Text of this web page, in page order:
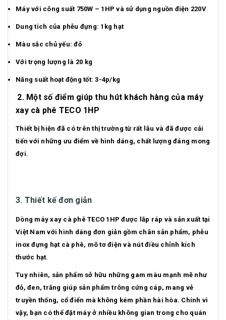
Máy với công suất 750W – 1HP và sử dụng nguồn điện 220V
Dung tích của phễu đựng: 1kg hạt
Màu sắc chủ yếu: đỏ
Với trọng lượng là 20 kg
Năng suất hoạt động tốt: 3-4p/kg
2. Một số điểm giúp thu hút khách hàng của máy
xay cà phê TECO 1HP
Thiết bị hiện đã có trên thị trường từ rất lâu và đã được cải
tiến với những ưu điểm về hình dáng, chất lượng đáng mong
đợi.
3. Thiết kế đơn giản
Dòng máy xay cà phê TECO 1HP được lắp ráp và sản xuất tại
Việt Nam với hình dáng đơn giản gồm chân sản phẩm, phễu
inox đựng hạt cà phê, mô tơ điện và nút điều chỉnh kích
thước hạt.
Tuy nhiên, sản phẩm sở hữu những gam màu mạnh mẽ như
đỏ, đen, trắng giúp sản phẩm trông cứng cáp, mang vẻ
truyền thống, cổ điển mà không kém phần hài hòa. Chính vì
vậy, bạn có thể đặt máy ở nhiều không gian trong cho quán